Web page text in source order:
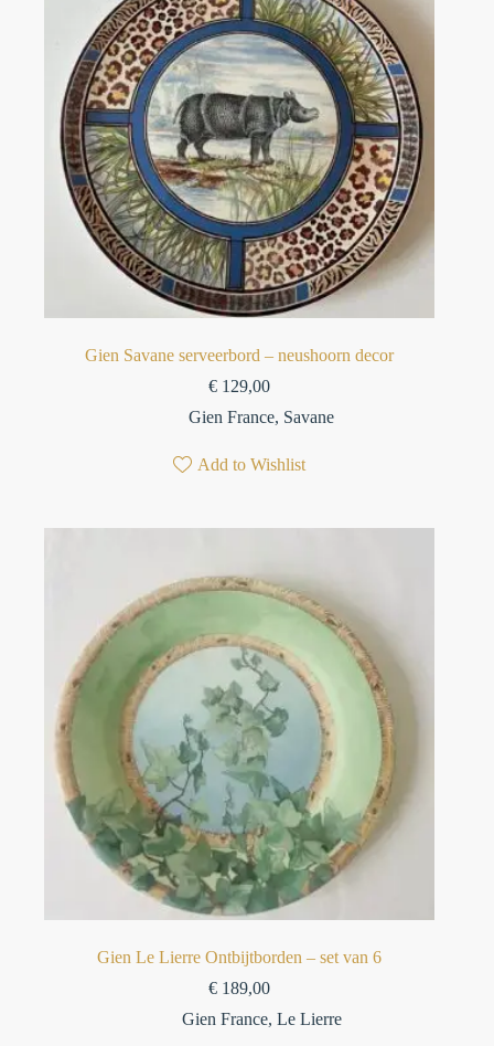
Gien Savane serveerbord – neushoorn decor⁠
€ 129,00
Gien France, Savane
Add to Wishlist
Gien Le Lierre Ontbijtborden – set van 6
€ 189,00
Gien France, Le Lierre